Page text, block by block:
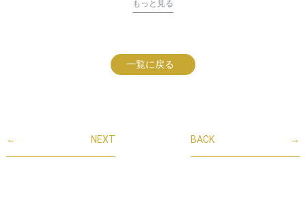
もっと見る
一覧に戻る
← NEXT →
BACK